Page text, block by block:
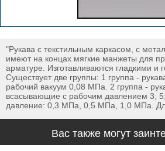
"Рукава с текстильным каркасом, с
имеют на концах мягкие манжеты для
арматуре. Изготавливаются гладкими и
Существует две группы: 1 группа -
рабочий вакуум 0,08 МПа. 2 группа -
всасывающие с рабочим давлением 3;
давление: 0,3 МПа, 0,5 МПа, 1,0 МПа.
Вас также могут